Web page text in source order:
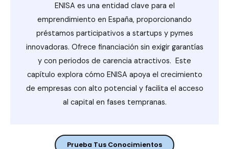
ENISA es una entidad clave para el
emprendimiento en España, proporcionando
préstamos participativos a startups y pymes
innovadoras. Ofrece financiación sin exigir garantías
y con periodos de carencia atractivos. Este
capítulo explora cómo ENISA apoya el crecimiento
de empresas con alto potencial y facilita el acceso
al capital en fases tempranas.
Prueba Tus Conocimientos